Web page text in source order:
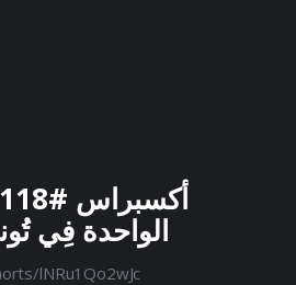
الواحدة فِي
lNRu1Qo2wJc